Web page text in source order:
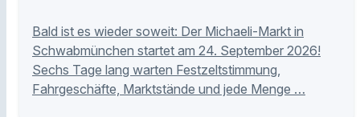
Bald ist es wieder soweit: Der Michaeli-Markt in
Schwabmünchen startet am 24. September 2026!
Sechs Tage lang warten Festzeltstimmung,
Fahrgeschäfte, Marktstände und jede Menge …